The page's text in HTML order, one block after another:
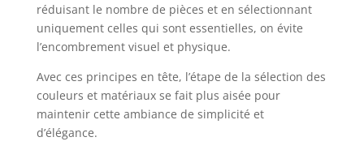
réduisant le nombre de pièces et en sélectionnant
uniquement celles qui sont essentielles, on évite
l’encombrement visuel et physique.
Avec ces principes en tête, l’étape de la sélection des
couleurs et matériaux se fait plus aisée pour
maintenir cette ambiance de simplicité et
d’élégance.